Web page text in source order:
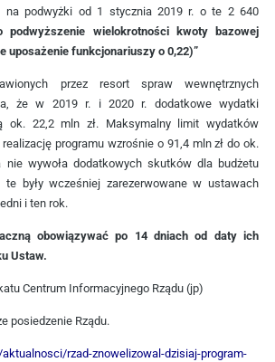
na podwyżki od 1 stycznia 2019 r. o te 2 640
podwyższenie wielokrotności kwoty bazowej
uposażenie funkcjonariuszy o 0,22)”
przez resort spraw wewnętrznych
że w 2019 r. i 2020 r. dodatkowe wydatki
ok. 22,2 mln zł. Maksymalny limit wydatków
programu wzrośnie o 91,4 mln zł do ok.
nie wywoła dodatkowych skutków dla budżetu
te były wcześniej zarezerwowane w ustawach
i ten rok.
obowiązywać po 14 dniach od daty ich
Ustaw.
Centrum Informacyjnego Rządu (jp)
posiedzenie Rządu.
rzad-znowelizowal-dzisiaj-program-